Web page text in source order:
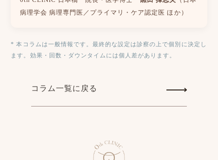
病理学会 病理専門医／プライマリ・ケア認定医 ほか）
* 本コラムは一般情報です。最終的な設定は診察の上で個別に決定し
ます。効果・回数・ダウンタイムには個人差があります。
コラム一覧に戻る